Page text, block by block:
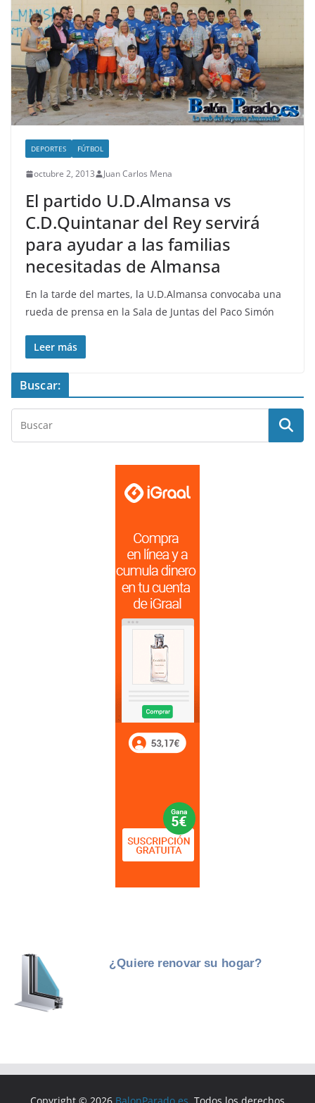
DEPORTES FÚTBOL
octubre 2, 2013 Juan Carlos Mena
El partido U.D.Almansa vs
C.D.Quintanar del Rey servirá
para ayudar a las familias
necesitadas de Almansa
En la tarde del martes, la U.D.Almansa convocaba una
rueda de prensa en la Sala de Juntas del Paco Simón
Leer más
Buscar: